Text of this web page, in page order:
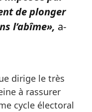
de plonger
l’abîme», a-
dirige le très
à rassurer
cycle électoral